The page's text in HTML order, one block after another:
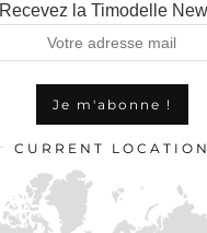
Recevez la Timodelle
CURRENT LOCATION